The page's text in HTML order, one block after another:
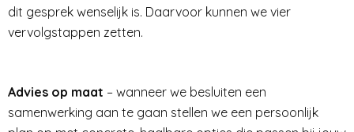
dit gesprek wenselijk is. Daarvoor kunnen we vier
vervolgstappen zetten.
Advies op maat – wanneer we besluiten een
samenwerking aan te gaan stellen we een persoonlijk